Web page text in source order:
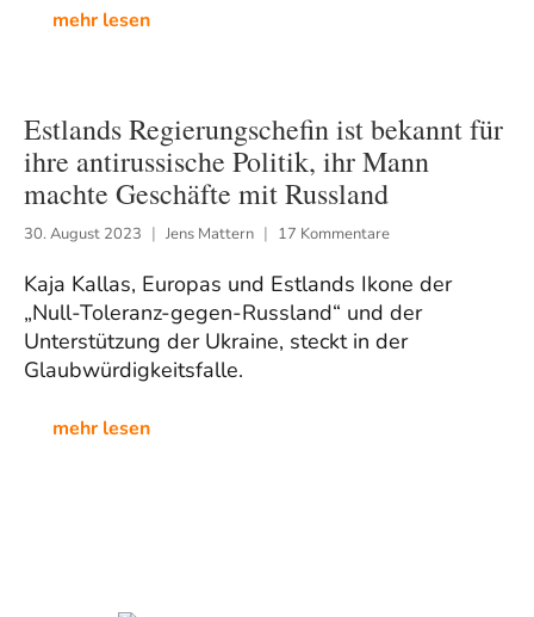
mehr lesen
Estlands Regierungschefin ist bekannt für
ihre antirussische Politik, ihr Mann
machte Geschäfte mit Russland
30. August 2023 Jens Mattern 17 Kommentare
Kaja Kallas, Europas und Estlands Ikone der
„Null-Toleranz-gegen-Russland“ und der
Unterstützung der Ukraine, steckt in der
Glaubwürdigkeitsfalle.
mehr lesen